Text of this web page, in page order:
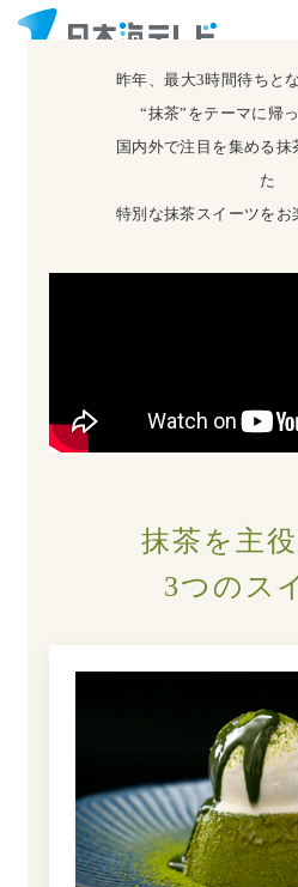
昨年、最大3時間待ちと
“抹茶”をテーマに帰
国内外で注目を集める抹
た
特別な抹茶スイーツをお
抹茶を主
3つのス